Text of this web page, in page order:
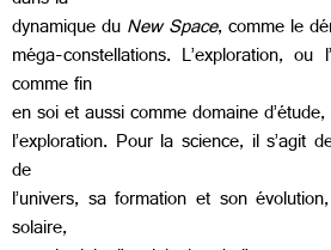
dynamique duNew Space, comme le
méga-constellations. L’exploration,
comme fin
en soi et aussi comme domaine
l’exploration. Pour la science, il s’agit
de
l’univers, sa formation et son
solaire,